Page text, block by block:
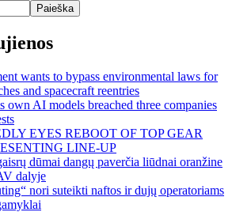
Paieška
wants to bypass environmental laws for
and spacecraft reentries
own AI models breached three companies
EYES REBOOT OF TOP GEAR
LINE-UP
dūmai dangų paverčia liūdnai oranžine
dalyje
nori suteikti naftos ir dujų operatoriams